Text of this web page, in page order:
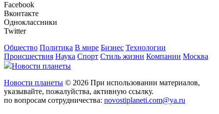
Facebook
Вконтакте
Одноклассники
Twitter
Общество Политика В мире Бизнес Технологии
Происшествия Наука Спорт Стиль жизни Компании Москва
Новости планеты
Новости планеты © 2026 При использовании материалов,
указывайте, пожалуйства, активную ссылку.
по вопросам сотрудничества: novostiplaneti.com@ya.ru